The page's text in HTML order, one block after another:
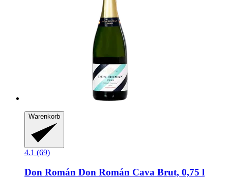
Warenkorb
4.1 (69)
Don Román Don Román Cava Brut, 0,75 l